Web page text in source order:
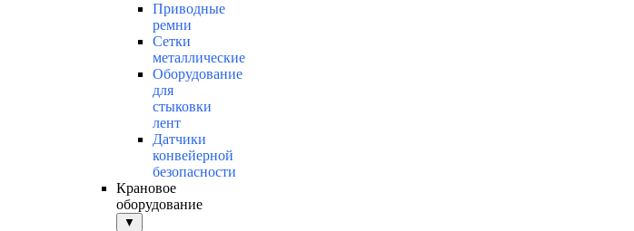
Приводные
ремни
Сетки
металлические
Оборудование
для
стыковки
лент
Датчики
конвейерной
безопасности
Крановое
оборудование
▼